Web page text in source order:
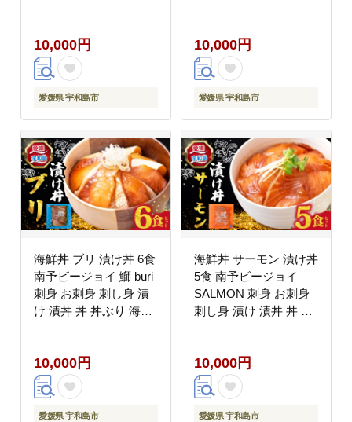
海鮮丼 郷土料理 鯛飯
海鮮 人気 海の幸 魚介
水産 人気加工品 冷蔵
小分け パック お手軽
だけ ごま のり 産地直
送 国産 愛媛 宇和島
D010-090007
10,000円
愛媛県 宇和島市
イサキ ヤリイカ カツオ
食べ比べ づけ丼 人気
加工品 新鮮 水産品 漬
け 刺身 海鮮 海鮮丼 数
D010-150018
10,000円
愛媛県 宇和島市
海鮮丼 ブリ 漬け丼 6食
南予ビージョイ 鰤 buri
刺身 お刺身 刺し身 漬
け 漬丼 丼 丼ぶり 海鮮
ック お手軽 便利 産地
直送 国産 愛媛 宇和島
D010-150023
10,000円
愛媛県 宇和島市
海鮮丼 サーモン 漬け丼
5食 南予ビージョイ
SALMON 刺身 お刺身
刺し身 漬け 漬丼 丼 丼
小分け パック お手軽
便利 愛媛 宇和島 D010-
150024
10,000円
愛媛県 宇和島市